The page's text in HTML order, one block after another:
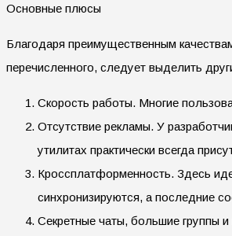
Основные плюсы
Благодаря преимущественным
перечисленного, следует выделить
Скорость работы. Многие
Отсутствие рекламы. У
утилитах практически всегда
Кроссплатформенность. Здесь
синхронизируются, а последние
Секретные чаты, большие группы